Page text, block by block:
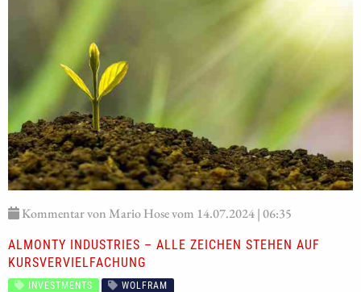
Kommentar von Mario Hose vom 14.07.2024 | 06:35
ALMONTY INDUSTRIES – ALLE ZEICHEN STEHEN AUF
KURSVERVIELFACHUNG
INVESTMENTS WOLFRAM